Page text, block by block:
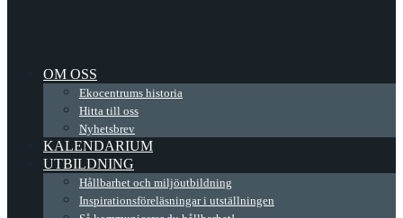
OM OSS
Ekocentrums historia
Hitta till oss
Nyhetsbrev
KALENDARIUM
UTBILDNING
Hållbarhet och miljöutbildning
Inspirationsföreläsningar i utställningen